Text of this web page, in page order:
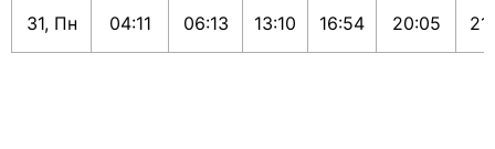
31, Пн 04:11 06:13 13:10 16:54 20:05